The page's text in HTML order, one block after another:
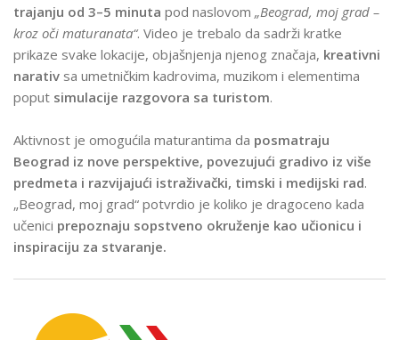
trajanju od 3–5 minuta pod naslovom „Beograd, moj grad –
kroz oči maturanata“. Video je trebalo da sadrži kratke
prikaze svake lokacije, objašnjenja njenog značaja, kreativni
narativ sa umetničkim kadrovima, muzikom i elementima
poput simulacije razgovora sa turistom.
Aktivnost je omogućila maturantima da posmatraju
Beograd iz nove perspektive, povezujući gradivo iz više
predmeta i razvijajući istraživački, timski i medijski rad.
„Beograd, moj grad“ potvrdio je koliko je dragoceno kada
učenici prepoznaju sopstveno okruženje kao učionicu i
inspiraciju za stvaranje.